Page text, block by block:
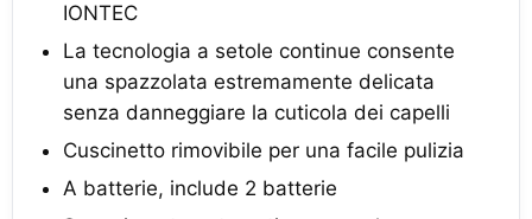
IONTEC
La tecnologia a setole continue consente
una spazzolata estremamente delicata
senza danneggiare la cuticola dei capelli
Cuscinetto rimovibile per una facile pulizia
A batterie, include 2 batterie